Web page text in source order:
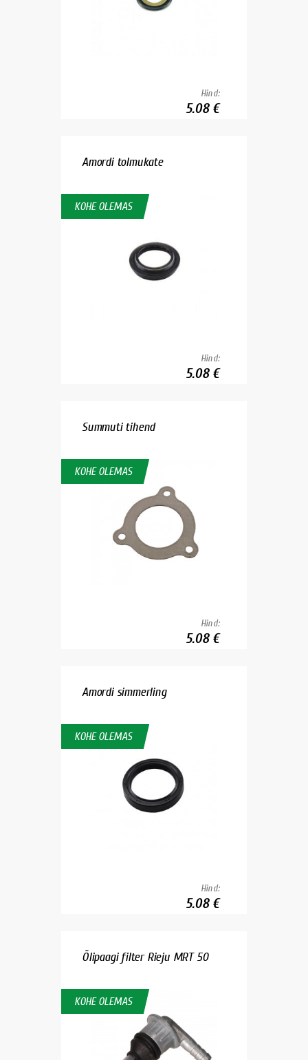
Hind:
5.08 €
Amordi tolmukate
KOHE OLEMAS
Hind:
5.08 €
Summuti tihend
KOHE OLEMAS
Hind:
5.08 €
Amordi simmerling
KOHE OLEMAS
Hind:
5.08 €
Õlipaagi filter Rieju MRT 50
KOHE OLEMAS